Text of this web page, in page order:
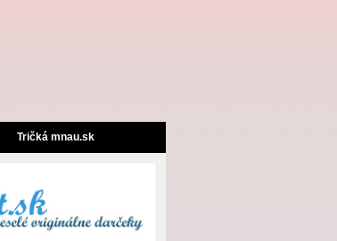
Tričká mnau.sk